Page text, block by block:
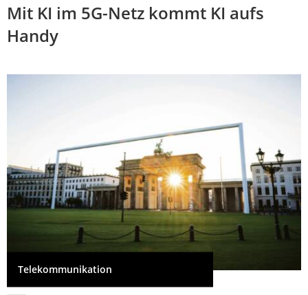
Mit KI im 5G-Netz kommt KI aufs
Handy
Telekommunikation